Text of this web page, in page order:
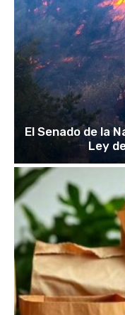
El Senado de la
Ley